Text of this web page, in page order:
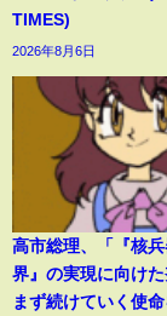
TIMES)
2026年8月6日
高市総理、「『核
界』の実現に向け
まず続けていく使